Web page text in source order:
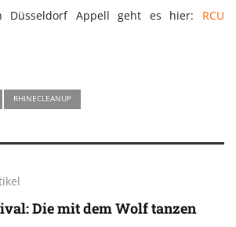
Düsseldorf Appell geht es hier: RCU
RHINECLEANUP
Die mit dem Wolf tanzen